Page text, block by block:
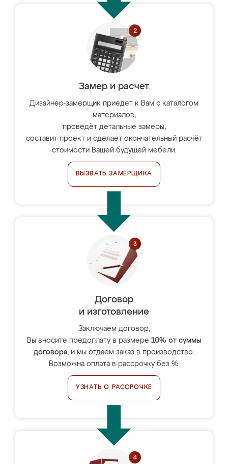
Замер и расчет
Дизайнер-замерщик приедет к Вам с каталогом
материалов,
проведёт детальные замеры,
составит проект и сделает окончательный расчёт
стоимости Вашей будущей мебели.
ВЫЗВАТЬ ЗАМЕРЩИКА
Договор
и изготовление
Заключаем договор,
Вы вносите предоплату в размере 10% от суммы
договора, и мы отдаём заказ в производство.
Возможна оплата в рассрочку без %.
УЗНАТЬ О РАССРОЧКЕ